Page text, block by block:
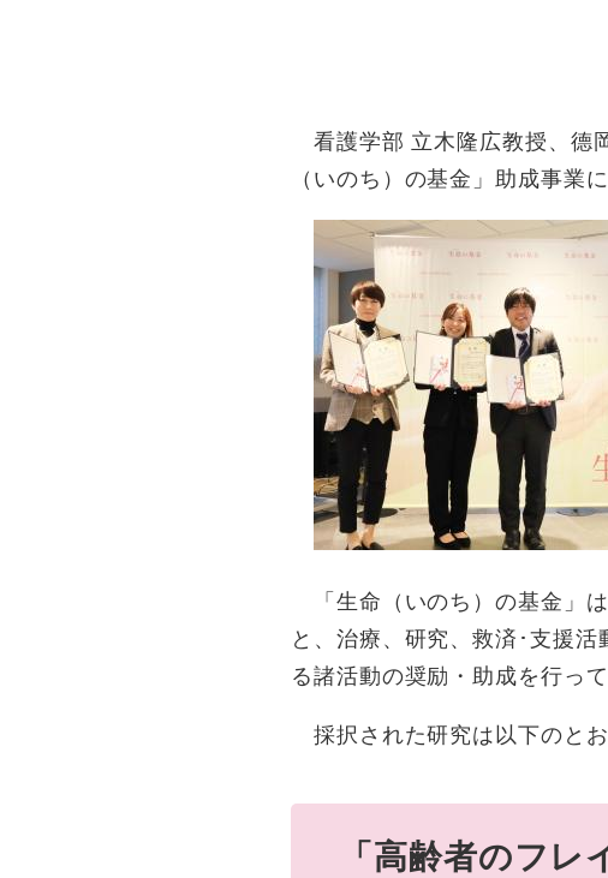
看護学部 立木隆広教授、德
（いのち）の基金」助成事業
「生命（いのち）の基金」
と、治療、研究、救済･支援
る諸活動の奨励・助成を行って
採択された研究は以下のとお
「高齢者のフ